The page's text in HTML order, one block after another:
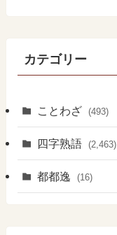
カテゴリー
ことわざ (493)
四字熟語 (2,463)
都都逸 (16)